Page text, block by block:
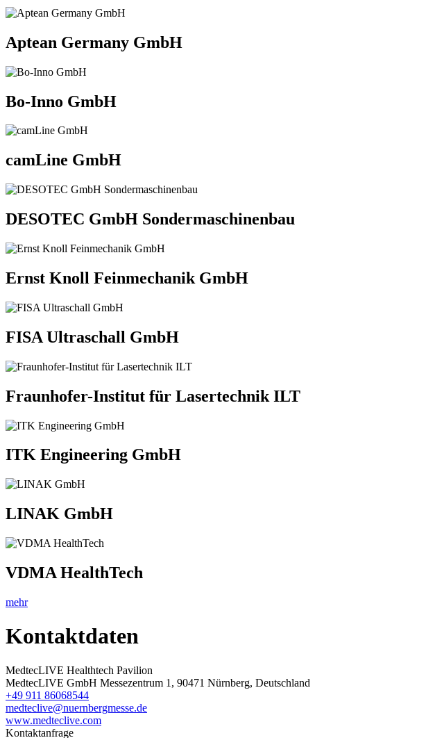
Aptean Germany GmbH
Bo-Inno GmbH
camLine GmbH
DESOTEC GmbH Sondermaschinenbau
Ernst Knoll Feinmechanik GmbH
FISA Ultraschall GmbH
Fraunhofer-Institut für Lasertechnik ILT
ITK Engineering GmbH
LINAK GmbH
VDMA HealthTech
mehr
Kontaktdaten
MedtecLIVE Healthtech Pavilion
MedtecLIVE GmbH Messezentrum 1, 90471 Nürnberg, Deutschland
+49 911 86068544
medteclive@nuernbergmesse.de
www.medteclive.com
Kontaktanfrage